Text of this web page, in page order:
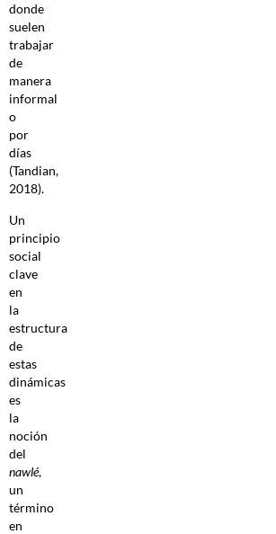
donde
suelen
trabajar
de
manera
informal
o
por
días
(Tandian,
2018).
Un
principio
social
clave
en
la
estructura
de
estas
dinámicas
es
la
noción
del
nawlé,
un
término
en